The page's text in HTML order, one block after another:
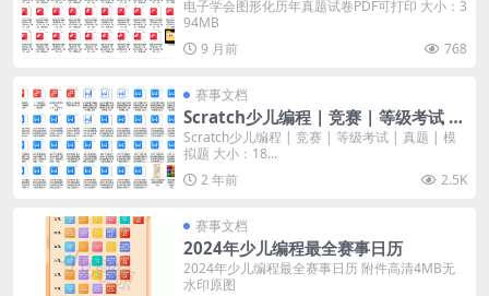
电子学会图形化历年真题试卷PDF可打印 大小：3
94MB
9 月前
768
赛事文档
Scratch少儿编程 | 竞赛 | 等级考试 |
真题 | 模拟题
Scratch少儿编程 | 竞赛 | 等级考试 | 真题 | 模
拟题 大小：18...
2 年前
2.5K
赛事文档
2024年少儿编程最全赛事日历
2024年少儿编程最全赛事日历 附件高清4MB无
水印原图